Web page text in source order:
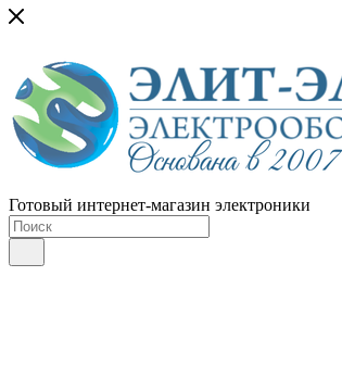
Готовый интернет-магазин электроники